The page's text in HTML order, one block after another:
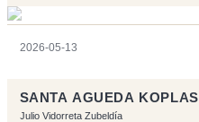
2026-05-13
SANTA AGUEDA KOPLAS
Julio Vidorreta Zubeldía